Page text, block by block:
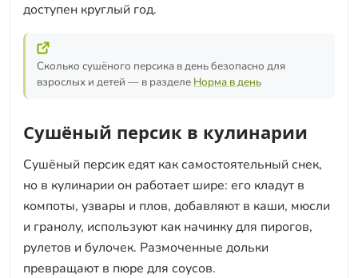
доступен круглый год.
Сколько сушёного персика в день безопасно для
взрослых и детей — в разделе Норма в день
Сушёный персик в кулинарии
Сушёный персик едят как самостоятельный снек,
но в кулинарии он работает шире: его кладут в
компоты, узвары и плов, добавляют в каши, мюсли
и гранолу, используют как начинку для пирогов,
рулетов и булочек. Размоченные дольки
превращают в пюре для соусов.